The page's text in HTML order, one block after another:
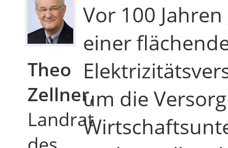
Theo
Zellner,
Landrat
Vor 100
einer
um die